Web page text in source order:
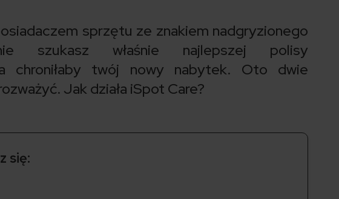
sprzętu ze znakiem nadgryzionego
szukasz właśnie najlepszej polisy
chroniłaby twój nowy nabytek. Oto dwie
Jak działa iSpot Care?
się: